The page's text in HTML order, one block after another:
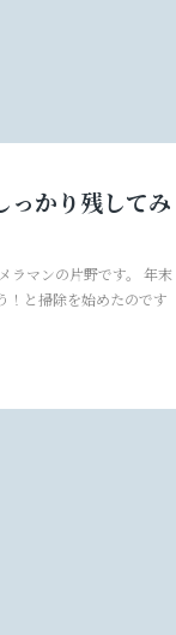
っかり残してみ
ラマンの片野です。 年末
！と掃除を始めたのです